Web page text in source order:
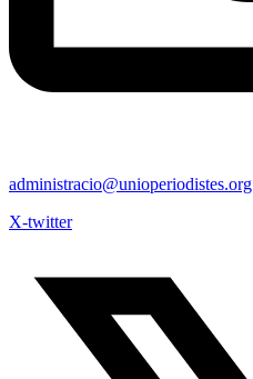
administracio@unioperiodistes.org
X-twitter